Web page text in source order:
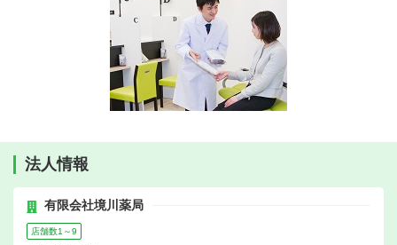
法人情報
有限会社境川薬局
店舗数1～9